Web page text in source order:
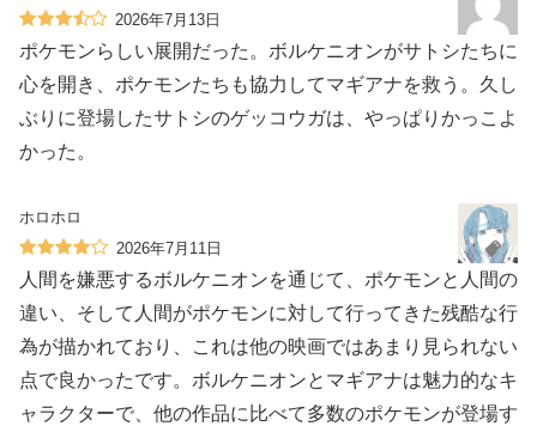
2026年7月13日
ポケモンらしい展開だった。ボルケニオンがサトシたちに
心を開き、ポケモンたちも協力してマギアナを救う。久し
ぶりに登場したサトシのゲッコウガは、やっぱりかっこよ
かった。
ホロホロ
2026年7月11日
人間を嫌悪するボルケニオンを通じて、ポケモンと人間の
違い、そして人間がポケモンに対して行ってきた残酷な行
為が描かれており、これは他の映画ではあまり見られない
点で良かったです。ボルケニオンとマギアナは魅力的なキ
ャラクターで、他の作品に比べて多数のポケモンが登場す